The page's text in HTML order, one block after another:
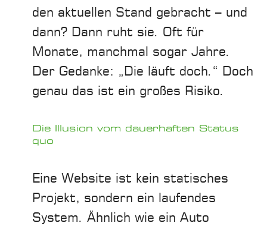
den aktuellen Stand gebracht – und
dann? Dann ruht sie. Oft für
Monate, manchmal sogar Jahre.
Der Gedanke: „Die läuft doch.“ Doch
genau das ist ein großes Risiko.
Die Illusion vom dauerhaften Status
quo
Eine Website ist kein statisches
Projekt, sondern ein laufendes
System. Ähnlich wie ein Auto